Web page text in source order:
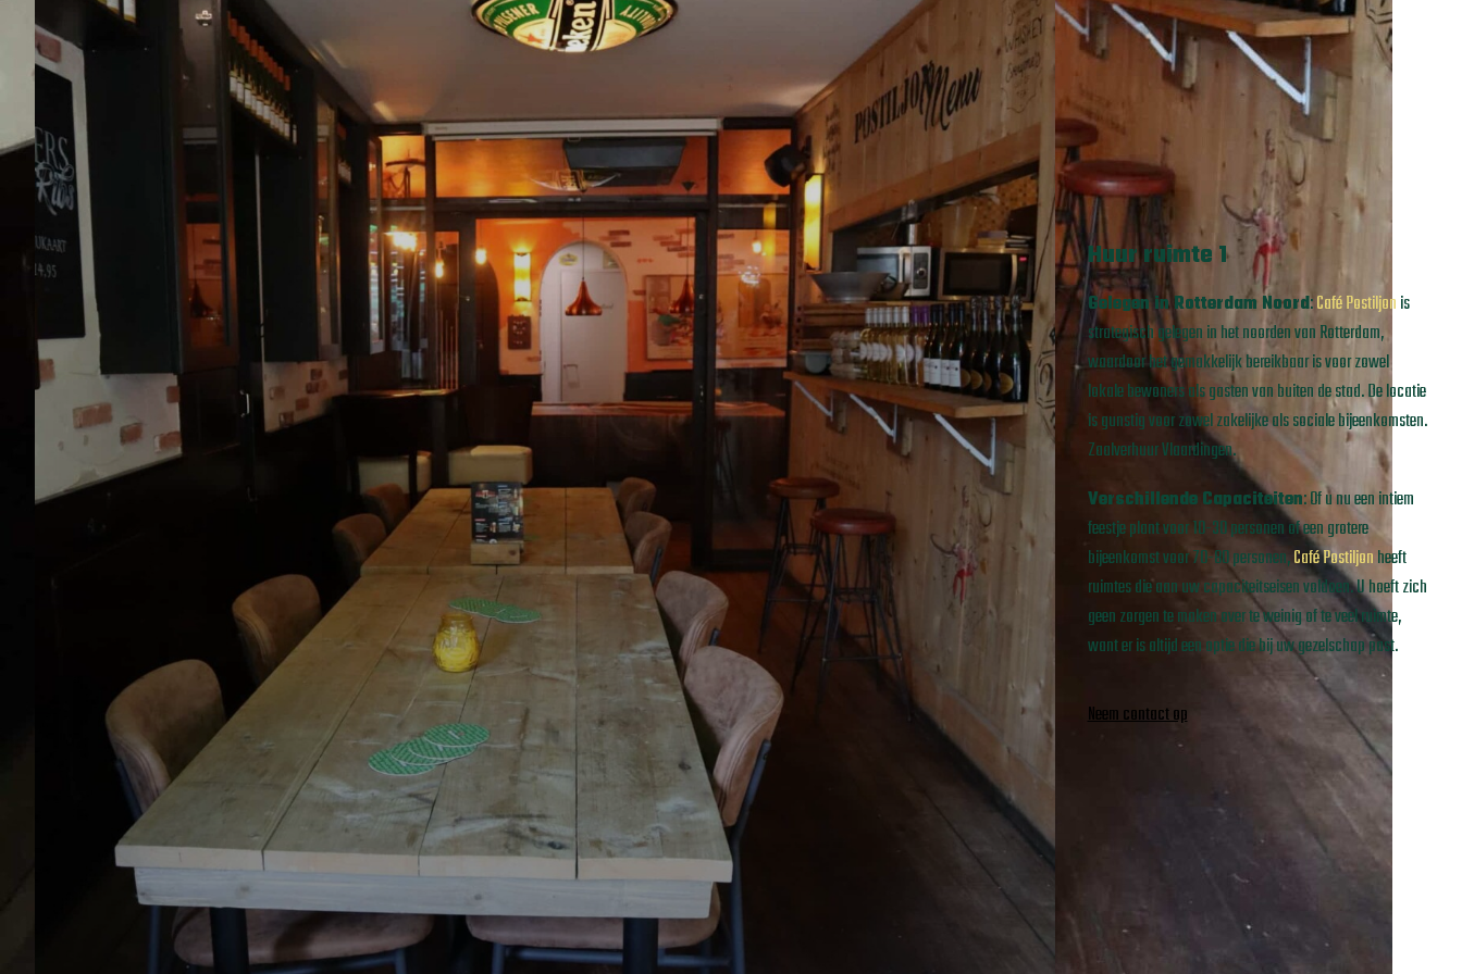
Huur ruimte 1
Gelegen in Rotterdam Noord:Café Postiljonis
strategisch gelegen in het noorden van Rotterdam,
waardoor het gemakkelijk bereikbaar is voor zowel
lokale bewoners als gasten van buiten de stad. De locatie
is gunstig voor zowel zakelijke als sociale bijeenkomsten.
Zaalverhuur Vlaardingen.
Verschillende Capaciteiten: Of u nu een intiem
feestje plant voor 10-30 personen of een grotere
bijeenkomst voor 70-80 personen,Café Postiljonheeft
ruimtes die aan uw capaciteitseisen voldoen. U hoeft zich
geen zorgen te maken over te weinig of te veel ruimte,
want er is altijd een optie die bij uw gezelschap past.
Neem contact op